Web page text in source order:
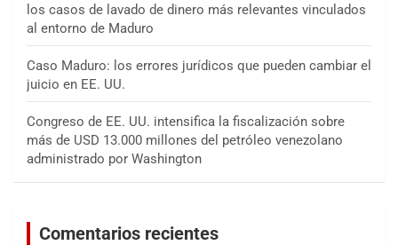
los casos de lavado de dinero más relevantes vinculados
al entorno de Maduro
Caso Maduro: los errores jurídicos que pueden cambiar el
juicio en EE. UU.
Congreso de EE. UU. intensifica la fiscalización sobre
más de USD 13.000 millones del petróleo venezolano
administrado por Washington
Comentarios recientes